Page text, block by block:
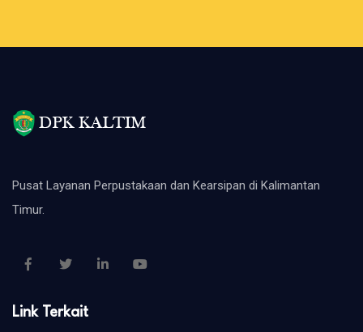
Pusat Layanan Perpustakaan dan Kearsipan di Kalimantan
Timur.
Link Terkait